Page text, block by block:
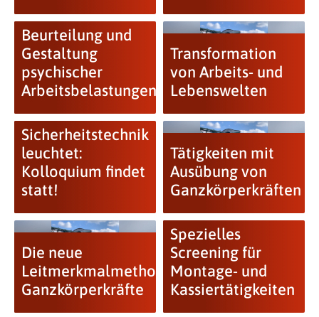
Beurteilung und
Gestaltung
psychischer
Arbeitsbelastungen
Transformation
von Arbeits- und
Lebenswelten
Sicherheitstechnik
leuchtet:
Kolloquium findet
statt!
Tätigkeiten mit
Ausübung von
Ganzkörperkräften
Die neue
Leitmerkmalmethode
Ganzkörperkräfte
Spezielles
Screening für
Montage- und
Kassiertätigkeiten